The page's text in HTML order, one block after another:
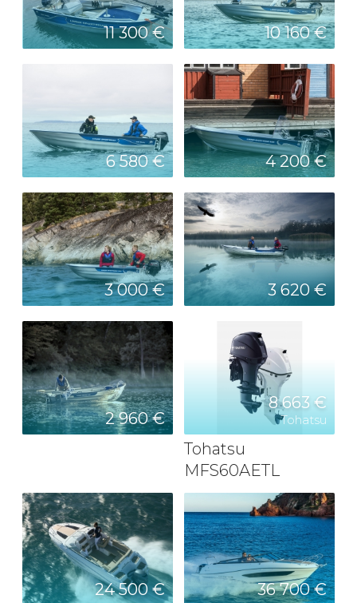
11 300 € 10 160 €
6 580 € 4 200 €
3 000 € 3 620 €
2 960 €
8 663 €
Tohatsu
Tohatsu
MFS60AETL
24 500 € 36 700 €